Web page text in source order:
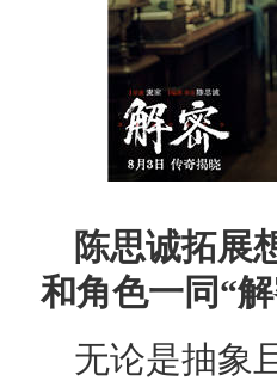
陈思诚拓展
和角色一同“
无论是抽象